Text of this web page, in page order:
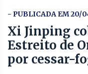
- PUBLICADA EM 20/
Xi Jinping
Estreito de
por cessar-